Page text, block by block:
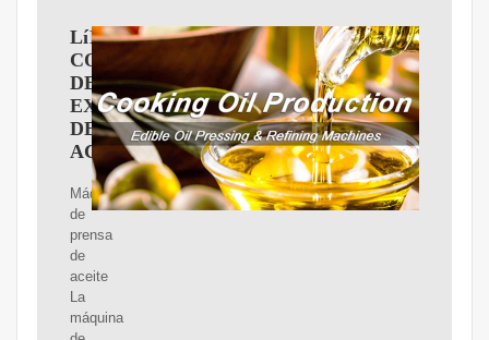
LíNEA
COMPLETA
DE
EXTRACCIóN
DE
ACEITE
Máquina
de
prensa
de
aceite
La
máquina